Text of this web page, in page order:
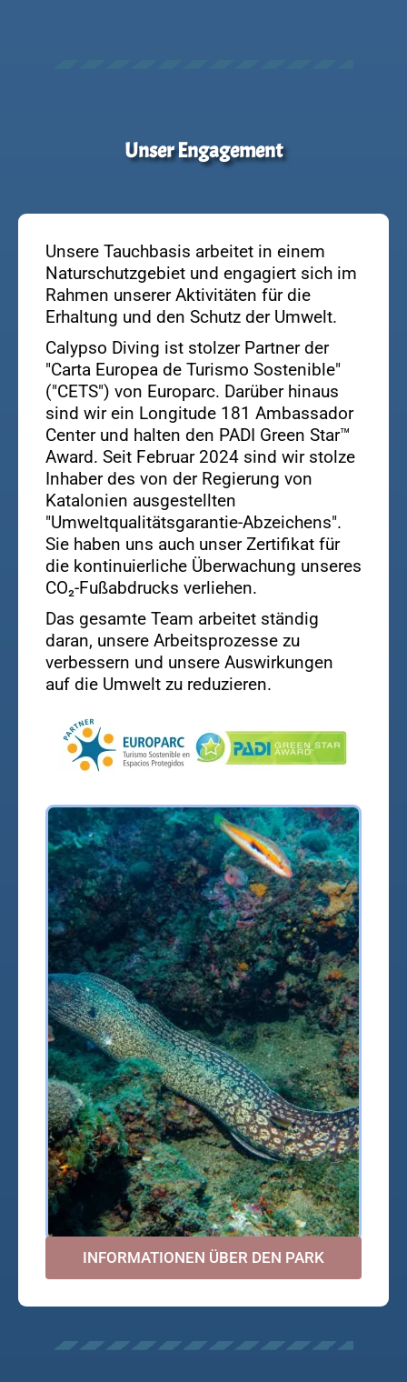
Unser Engagement
Unsere Tauchbasis arbeitet in einem
Naturschutzgebiet und engagiert sich im
Rahmen unserer Aktivitäten für die
Erhaltung und den Schutz der Umwelt.
Calypso Diving ist stolzer Partner der
"Carta Europea de Turismo Sostenible"
("CETS") von Europarc. Darüber hinaus
sind wir ein Longitude 181 Ambassador
Center und halten den PADI Green Star™
Award. Seit Februar 2024 sind wir stolze
Inhaber des von der Regierung von
Katalonien ausgestellten
"Umweltqualitätsgarantie-Abzeichens".
Sie haben uns auch unser Zertifikat für
die kontinuierliche Überwachung unseres
CO₂-Fußabdrucks verliehen.
Das gesamte Team arbeitet ständig
daran, unsere Arbeitsprozesse zu
verbessern und unsere Auswirkungen
auf die Umwelt zu reduzieren.
INFORMATIONEN ÜBER DEN PARK